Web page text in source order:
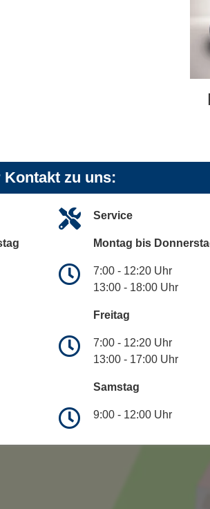
Kontakt zu uns:
Service
Montag bis
7:00 - 12:20 Uhr
13:00 - 18:00 Uhr
Freitag
7:00 - 12:20 Uhr
13:00 - 17:00 Uhr
Samstag
9:00 - 12:00 Uhr